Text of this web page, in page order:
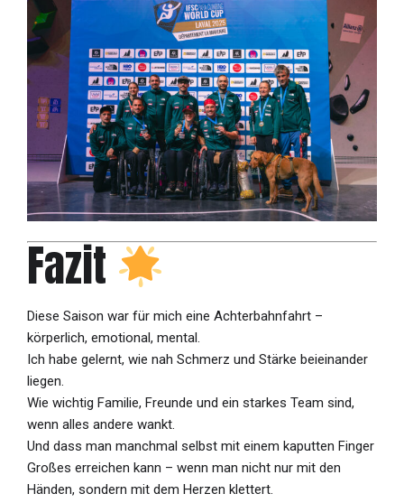
Fazit
Diese Saison war für mich eine Achterbahnfahrt –
körperlich, emotional, mental.
Ich habe gelernt, wie nah Schmerz und Stärke beieinander
liegen.
Wie wichtig Familie, Freunde und ein starkes Team sind,
wenn alles andere wankt.
Und dass man manchmal selbst mit einem kaputten Finger
Großes erreichen kann – wenn man nicht nur mit den
Händen, sondern mit dem Herzen klettert.